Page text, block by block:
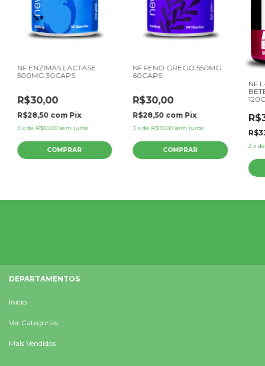
NF ENZIMAS LACTASE
500MG 30CAPS
R$30,00
R$28,50 com Pix
3 xde R$10,00 sem juros
NF FENO GREGO 550MG
60CAPS
R$30,00
R$28,50 com Pix
3 xde R$10,00 sem juros
NF
3 x
DEPARTAMENTOS
Início
Ver Categorias
Mais Vendidos